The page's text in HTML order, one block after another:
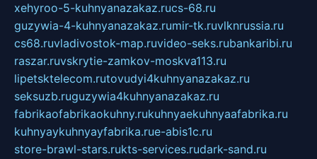
xehyroo-5-kuhnyanazakaz.rucs-68.ru
guzywia-4-kuhnyanazakaz.rumir-tk.ruvlknrussia.ru
cs68.ruvladivostok-map.ruvideo-seks.rubankaribi.ru
raszar.ruvskrytie-zamkov-moskva113.ru
lipetsktelecom.rutovudyi4kuhnyanazakaz.ru
seksuzb.ruguzywia4kuhnyanazakaz.ru
fabrikaofabrikaokuhny.rukuhnyaekuhnyaafabrika.ru
kuhnyaykuhnyayfabrika.rue-abis1c.ru
store-brawl-stars.rukts-services.rudark-sand.ru